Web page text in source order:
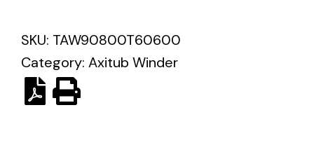
Variety of solar solutions for all kinds of needs.
SKU: TAW90800T60600
Category: Axitub Winder